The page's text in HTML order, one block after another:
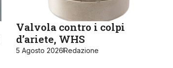
Valvola contro i colpi
d’ariete, WHS
5 Agosto 2026Redazione